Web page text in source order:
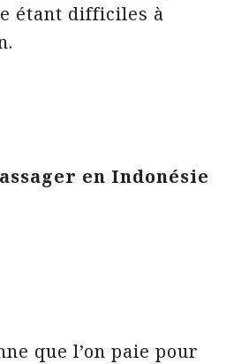
étant difficiles à
en Indonésie
que l’on paie pour